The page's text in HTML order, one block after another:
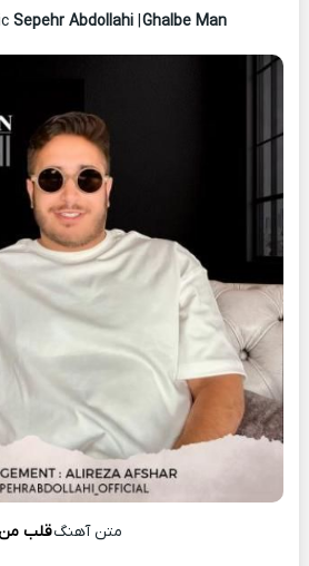
Sepehr Abdollahi |Ghalbe Man
متن آهنگقلب